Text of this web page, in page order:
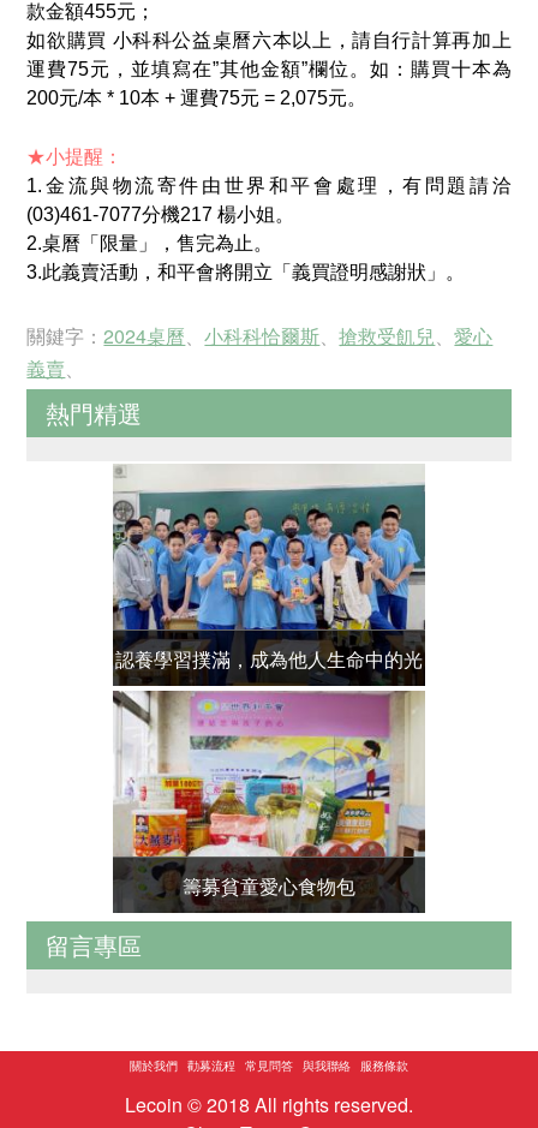
款金額455元；
如欲購買 小科科公益桌曆六本以上，請自行計算再加上
運費75元，並填寫在”其他金額”欄位。如：購買十本為
200元/本 * 10本 + 運費75元 = 2,075元。
★小提醒：
1.金流與物流寄件由世界和平會處理，有問題請洽
(03)461-7077分機217 楊小姐。
2.桌曆 「限量」，售完為止。
3.此義賣活動，和平會將開立「義買證明感謝狀」。
關鍵字：2024桌曆、小科科恰爾斯、搶救受飢兒、愛心
義賣、
熱門精選
認養學習撲滿，成為他人生命中的光
籌募貧童愛心食物包
留言專區
關於我們 勸募流程 常見問答 與我聯絡 服務條款
Lecoin © 2018 All rights reserved.